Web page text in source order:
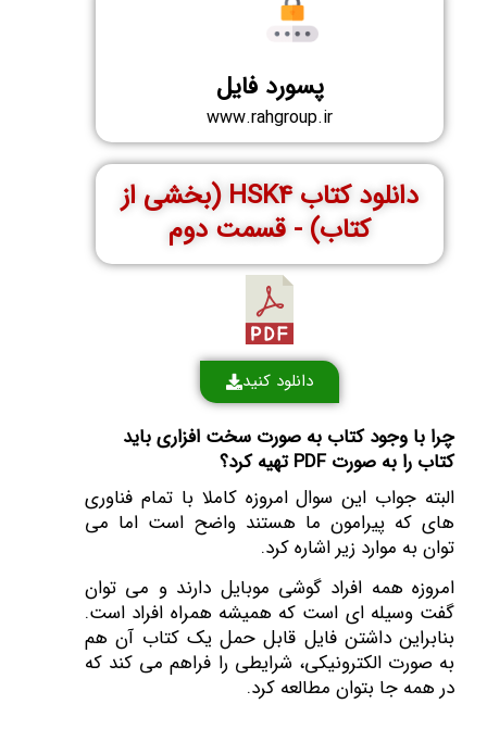
پسورد فایل
www.rahgroup.ir
دانلود کتاب HSK4 (بخشی از
کتاب) - قسمت دوم
دانلود کنید
چرا با وجود کتاب به صورت سخت افزاری باید
کتاب را به صورت PDF تهیه کرد؟
البته جواب این سوال امروزه کاملا با تمام فناوری
های که پیرامون ما هستند واضح است اما می
توان به موارد زیر اشاره کرد.
امروزه همه افراد گوشی موبایل دارند و می توان
گفت وسیله ای است که همیشه همراه افراد است.
بنابراین داشتن فایل قابل حمل یک کتاب آن هم
به صورت الکترونیکی، شرایطی را فراهم می کند که
در همه جا بتوان مطالعه کرد.